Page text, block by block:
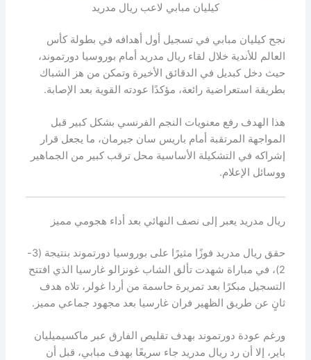
كيليان مبابي لاعب ريال مدريد
نجح كيليان مبابي في تسجيل أول أهدافه في بطولة كأس
العالم للأندية خلال لقاء ريال مدريد أمام بوروسيا دورتموند،
حيث دخل كبديل في الدقائق الأخيرة وتمكن من هز الشباك
بطريقة استعراضية رائعة، مؤكدًا عودته القوية بعد الإصابة.
هذا الهدف رفع معنويات النجم الفرنسي بشكل كبير قبل
المواجهة المرتقبة أمام باريس سان جيرمان، ما يجعل قرار
إشراكه في التشكيلة الأساسية محل ترقب كبير من الجماهير
ووسائل الإعلام.
ريال مدريد يعبر إلى نصف النهائي بعد أداء هجومي مميز
حقق ريال مدريد فوزًا مثيرًا على بوروسيا دورتموند بنتيجة (3-
2)، في مباراة شهدت تألق الشاب غونزالو غارسيا الذي افتتح
التسجيل مبكرًا بعد تمريرة حاسمة من أردا غولر، تلاه هدف
ثانٍ عن طريق الظهير فران غارسيا بعد مجهود جماعي مميز.
ورغم عودة دورتموند بهدف تقليص الفارق عبر ماكسيميليان
باير، إلا أن رد ريال مدريد جاء سريعًا بهدف مبابي، قبل أن